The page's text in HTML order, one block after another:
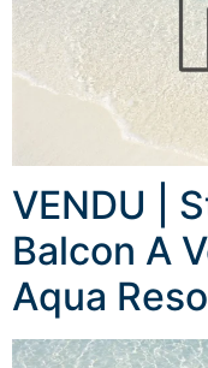
VENDU |
Balcon A
Aqua